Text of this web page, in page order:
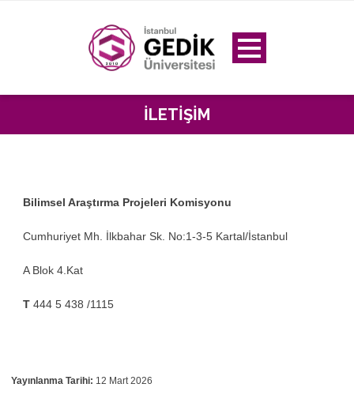
İLETIŞIM
Bilimsel Araştırma Projeleri Komisyonu
Cumhuriyet Mh. İlkbahar Sk. No:1-3-5 Kartal/İstanbul
A Blok 4.Kat
T 444 5 438 /1115
Yayınlanma Tarihi: 12 Mart 2026